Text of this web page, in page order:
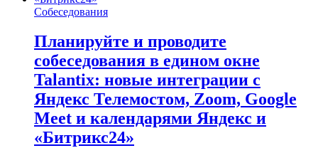
Собеседования
Планируйте и проводите
собеседования в едином окне
Talantix: новые интеграции с
Яндекс Телемостом, Zoom, Google
Meet и календарями Яндекс и
«Битрикс24»